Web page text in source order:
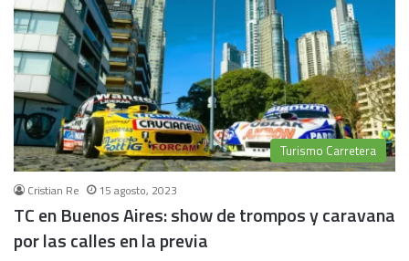
Turismo Carretera
Cristian Re 15 agosto, 2023
TC en Buenos Aires: show de trompos y caravana
por las calles en la previa